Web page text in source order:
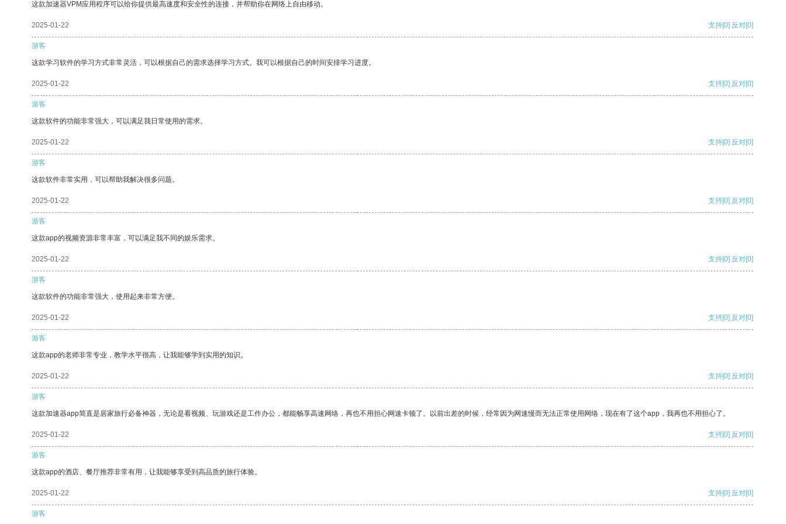
这款加速器VPM应用程序可以给你提供最高速度和安全性的连接，并帮助你在网络上自由移动。
2025-01-22 支持[0] 反对[0]
游客
这款学习软件的学习方式非常灵活，可以根据自己的需求选择学习方式。我可以根据自己的时间安排学习进度。
2025-01-22 支持[0] 反对[0]
游客
这款软件的功能非常强大，可以满足我日常使用的需求。
2025-01-22 支持[0] 反对[0]
游客
这款软件非常实用，可以帮助我解决很多问题。
2025-01-22 支持[0] 反对[0]
游客
这款app的视频资源非常丰富，可以满足我不同的娱乐需求。
2025-01-22 支持[0] 反对[0]
游客
这款软件的功能非常强大，使用起来非常方便。
2025-01-22 支持[0] 反对[0]
游客
这款app的老师非常专业，教学水平很高，让我能够学到实用的知识。
2025-01-22 支持[0] 反对[0]
游客
这款加速器app简直是居家旅行必备神器，无论是看视频、玩游戏还是工作办公，都能畅享高速网络，再也不用担心网速卡顿了。以前出差的时候，经常因为网速慢而无法正常使用网络，现在有了这个app，我再也不用担心了。
2025-01-22 支持[0] 反对[0]
游客
这款app的酒店、餐厅推荐非常有用，让我能够享受到高品质的旅行体验。
2025-01-22 支持[0] 反对[0]
游客